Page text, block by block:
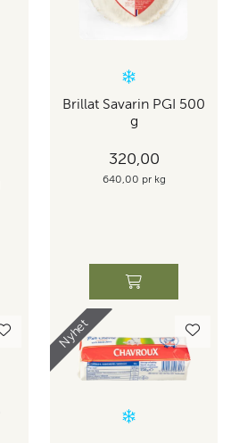
Brillat Savarin PGI 500
g
320,00
640,00 pr kg
Nyhet